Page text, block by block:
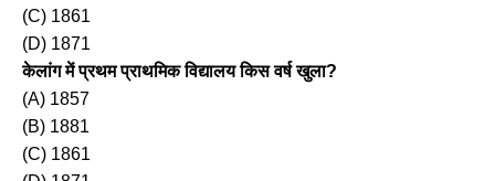
(C) 1861
(D) 1871
केलांग में प्रथम प्राथमिक विद्यालय किस वर्ष खुला?
(A) 1857
(B) 1881
(C) 1861